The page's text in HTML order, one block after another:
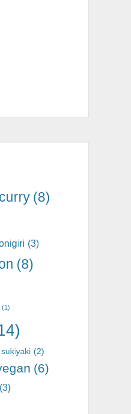
curry (8)
(3)
(8)
(1)
sukiyaki (2)
(6)
(3)